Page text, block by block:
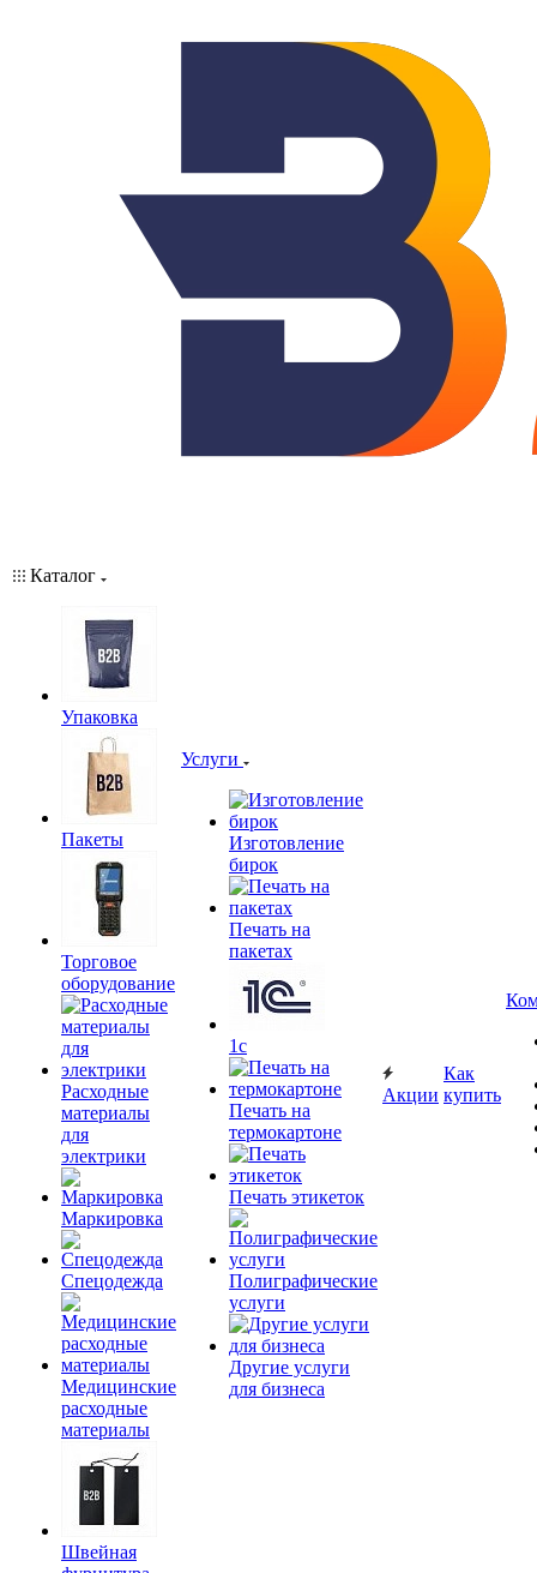
Каталог
Упаковка
Пакеты
Торговое
оборудование
Расходные
материалы
для
электрики
Маркировка
Спецодежда
Медицинские
расходные
материалы
Швейная
Услуги
Изготовление
бирок
Печать на
пакетах
1c
Печать на
термокартоне
Печать этикеток
Полиграфические
услуги
Другие услуги
для бизнеса
Акции
Как
купить